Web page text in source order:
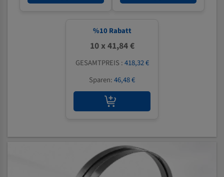
%10 Rabatt
10 x 41,84 €
GESAMTPREIS :418,32 €
Sparen:46,48 €